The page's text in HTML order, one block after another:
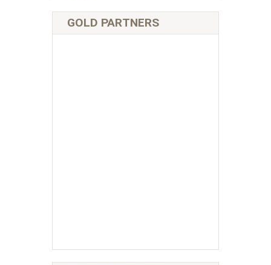
GOLD PARTNERS